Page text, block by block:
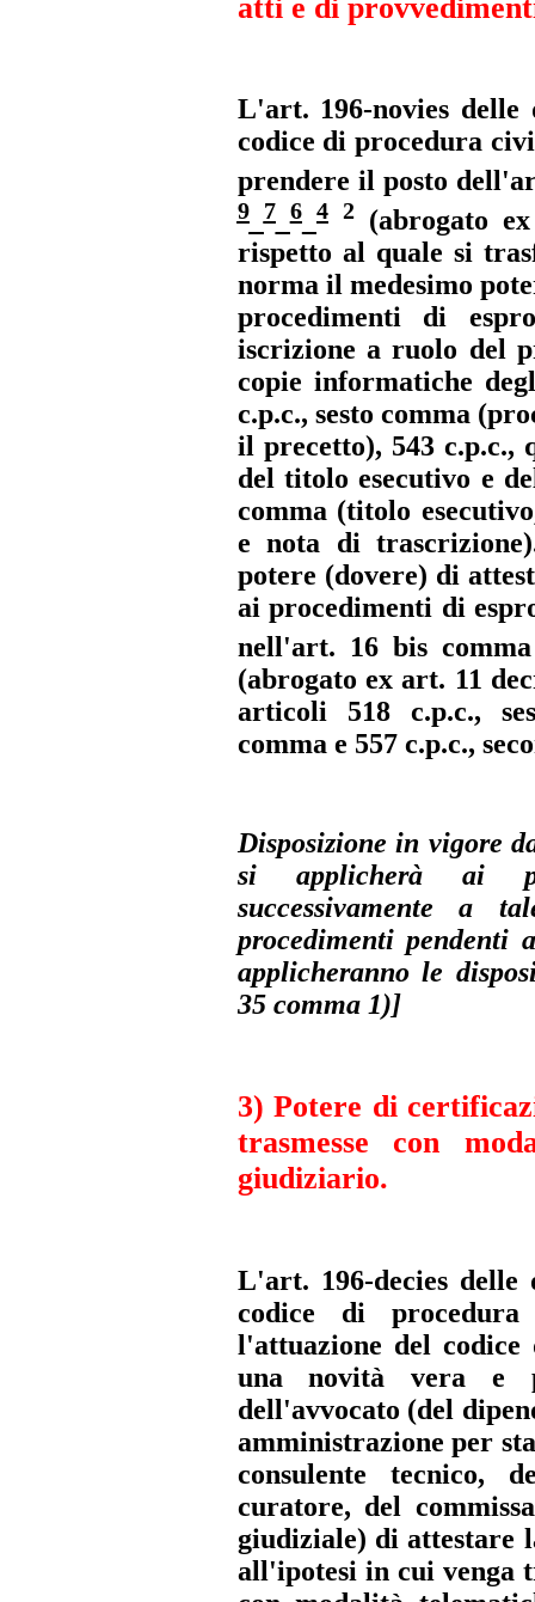
atti e di
L'art. 196-novies delle
codice di procedura
prendere il posto
9 7 6 4 2 (abrogato
rispetto al quale si
norma il medesimo
procedimenti di
iscrizione a ruolo del
copie informatiche
c.p.c., sesto comma
il precetto), 543 c.p.c.,
del titolo esecutivo e
comma (titolo
e nota di
potere (dovere) di
ai procedimenti di
nell'art. 16 bis
(abrogato ex art. 11
articoli 518 c.p.c.,
comma e 557 c.p.c.,
Disposizione in vigore
si applicherà ai
successivamente a
procedimenti pendenti
applicheranno le
35 comma 1)]
3) Potere di
trasmesse con
giudiziario.
L'art. 196-decies delle
codice di
l'attuazione del
una novità vera e
dell'avvocato (del
amministrazione per
consulente tecnico,
curatore, del
giudiziale) di attestare
all'ipotesi in cui venga